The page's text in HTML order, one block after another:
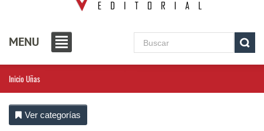
MENU
Inicio Uñas
Ver categorías